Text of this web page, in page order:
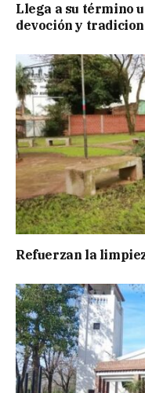
Llega a su término
devoción y
Refuerzan la